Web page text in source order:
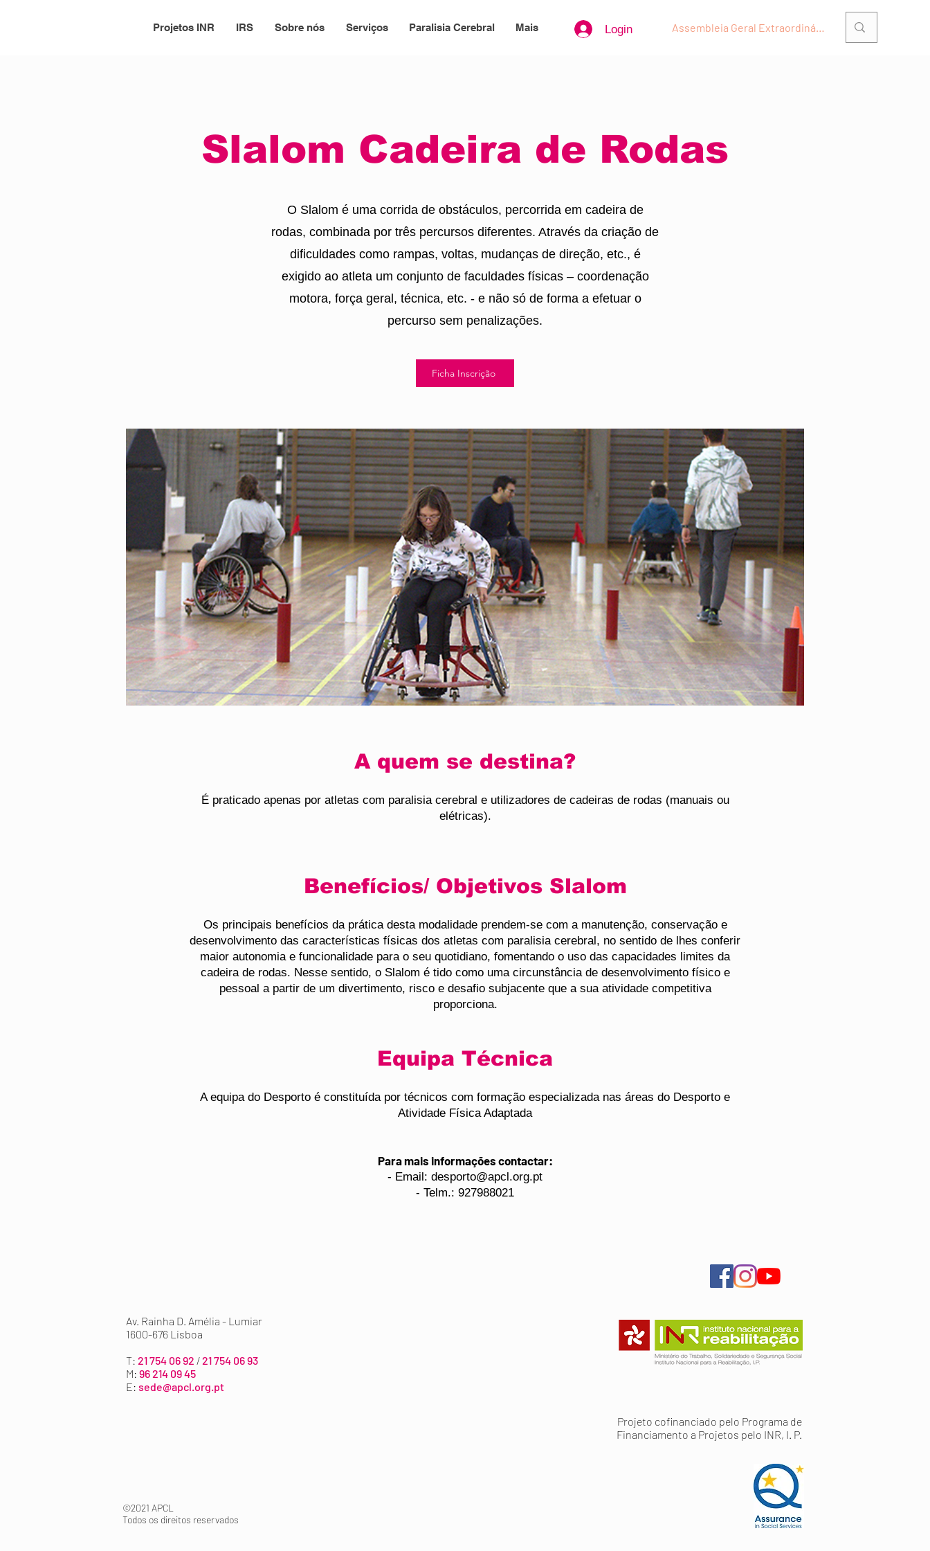
Projetos INR IRS Sobre nós Serviços Paralisia Cerebral Mais Login Assembleia Geral Extraordinária
Slalom Cadeira de Rodas
O Slalom é uma corrida de obstáculos, percorrida em cadeira de
rodas, combinada por três percursos diferentes. Através da criação de
dificuldades como rampas, voltas, mudanças de direção, etc., é
exigido ao atleta um conjunto de faculdades físicas – coordenação
motora, força geral, técnica, etc. - e não só de forma a efetuar o
percurso sem penalizações.
Ficha Inscrição
A quem se destina?
É praticado apenas por atletas com paralisia cerebral e utilizadores de cadeiras de rodas (manuais ou
elétricas).
Benefícios/ Objetivos Slalom
Os principais benefícios da prática desta modalidade prendem-se com a manutenção, conservação e
desenvolvimento das características físicas dos atletas com paralisia cerebral, no sentido de lhes conferir
maior autonomia e funcionalidade para o seu quotidiano, fomentando o uso das capacidades limites da
cadeira de rodas. Nesse sentido, o Slalom é tido como uma circunstância de desenvolvimento físico e
pessoal a partir de um divertimento, risco e desafio subjacente que a sua atividade competitiva
proporciona.
Equipa Técnica
A equipa do Desporto é constituída por técnicos com formação especializada nas áreas do Desporto e
Atividade Física Adaptada
Para mais informações contactar:
- Email: desporto@apcl.org.pt
- Telm.: 927988021
Av. Rainha D. Amélia - Lumiar
1600-676 Lisboa
T: 21 754 06 92 /21 754 06 93
M: 96 214 09 45
E: sede@apcl.org.pt
Projeto cofinanciado pelo Programa de
Financiamento a Projetos pelo INR, I. P.
©2021 APCL
Todos os direitos reservados